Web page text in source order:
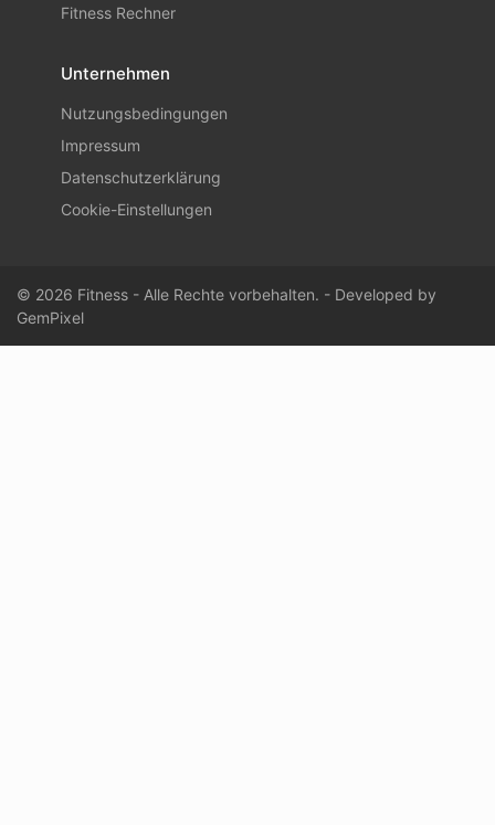
Fitness Rechner
Unternehmen
Nutzungsbedingungen
Impressum
Datenschutzerklärung
Cookie-Einstellungen
© 2026 Fitness - Alle Rechte vorbehalten. - Developed by
GemPixel